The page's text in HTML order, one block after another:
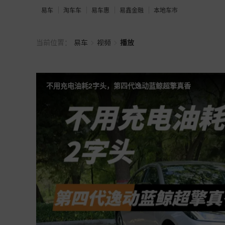
易车 淘车车 易车惠 易鑫金融 本地车市
当前位置： 易车 视频 播放
不用充电油耗2字头，第四代逸动蓝鲸超擎真香